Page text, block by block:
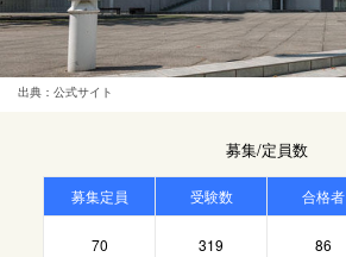
出典：公式サイト
募集/定員数
募集定員 受験数 合格者
70 319 86